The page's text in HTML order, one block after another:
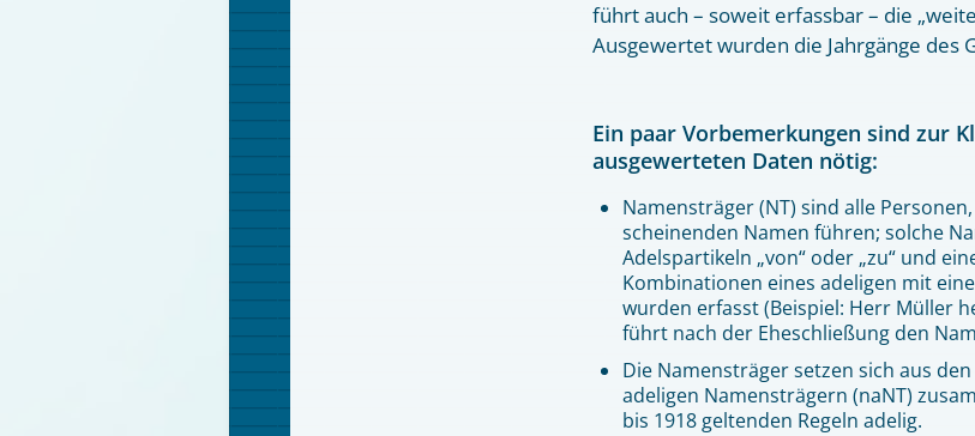
führt auch – soweit erfassbar – die
Ausgewertet wurden die Jahrgänge des
Ein paar Vorbemerkungen sind zur
ausgewerteten Daten nötig:
Namensträger (NT) sind alle
scheinenden Namen führen; solche
Adelspartikeln „von“ oder „zu“ und
Kombinationen eines adeligen mit
wurden erfasst (Beispiel: Herr Müller
führt nach der Eheschließung den
Die Namensträger setzen sich aus
adeligen Namensträgern (naNT)
bis 1918 geltenden Regeln adelig.